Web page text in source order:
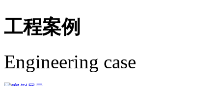
工程案例
Engineering case